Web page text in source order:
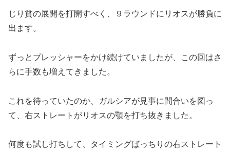
じり貧の展開を打開すべく、９ラウンドにリオスが勝負に
出ます。
ずっとプレッシャーをかけ続けていましたが、この回はさ
らに手数も増えてきました。
これを待っていたのか、ガルシアが見事に間合いを図っ
て、右ストレートがリオスの顎を打ち抜きました。
何度も試し打ちして、タイミングばっちりの右ストレート